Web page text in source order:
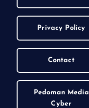
Privacy Policy
Contact
Pedoman Media
Cyber